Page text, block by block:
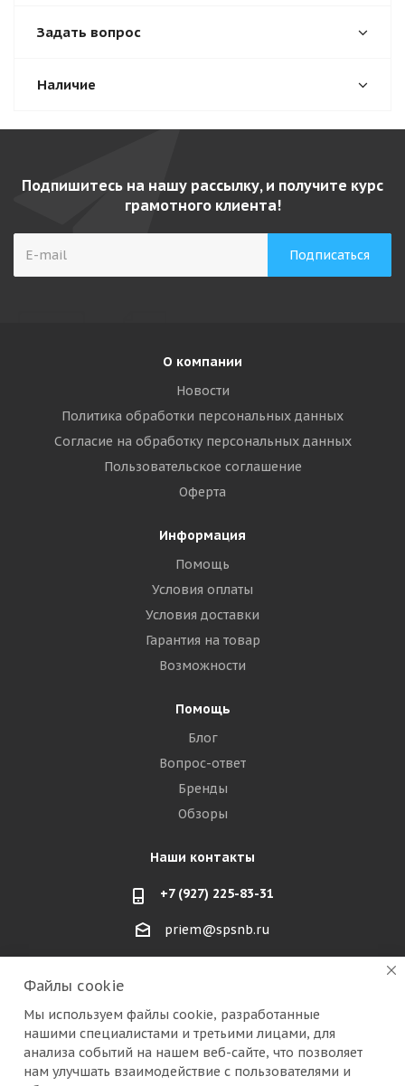
Задать вопрос
Наличие
Подпишитесь на нашу рассылку, и получите курс
грамотного клиента!
О компании
Новости
Политика обработки персональных данных
Согласие на обработку персональных данных
Пользовательское соглашение
Оферта
Информация
Помощь
Условия оплаты
Условия доставки
Гарантия на товар
Возможности
Помощь
Блог
Вопрос-ответ
Бренды
Обзоры
Наши контакты
+7 (927) 225-83-31
priem@spsnb.ru
г. Александров (Владимирская область)
г. Москва (радио рынок "Митино")
Файлы cookie
Мы используем файлы cookie, разработанные
нашими специалистами и третьими лицами, для
анализа событий на нашем веб-сайте, что позволяет
нам улучшать взаимодействие с пользователями и